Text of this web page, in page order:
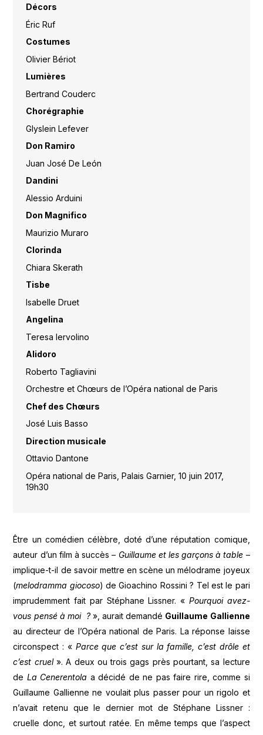
Décors
Éric Ruf
Costumes
Olivier Bériot
Lumières
Bertrand Couderc
Chorégraphie
Glyslein Lefever
Don Ramiro
Juan José De León
Dandini
Alessio Arduini
Don Magnifico
Maurizio Muraro
Clorinda
Chiara Skerath
Tisbe
Isabelle Druet
Angelina
Teresa Iervolino
Alidoro
Roberto Tagliavini
Orchestre et Chœurs de l’Opéra national de Paris
Chef des Chœurs
José Luis Basso
Direction musicale
Ottavio Dantone
Opéra national de Paris, Palais Garnier, 10 juin 2017,
19h30
Être un comédien célèbre, doté d’une réputation comique,
auteur d’un film à succès – Guillaume et les garçons à table –
implique-t-il de savoir mettre en scène un mélodrame joyeux
(melodramma giocoso) de Gioachino Rossini ? Tel est le pari
imprudemment fait par Stéphane Lissner. « Pourquoi avez-
vous pensé à moi ?», aurait demandé Guillaume Gallienne
au directeur de l’Opéra national de Paris. La réponse laisse
circonspect : « Parce que c’est sur la famille, c’est drôle et
c’est cruel». A deux ou trois gags près pourtant, sa lecture
de La Cenerentola a décidé de ne pas faire rire, comme si
Guillaume Gallienne ne voulait plus passer pour un rigolo et
n’avait retenu que le dernier mot de Stéphane Lissner :
cruelle donc, et surtout ratée. En même temps que l’aspect